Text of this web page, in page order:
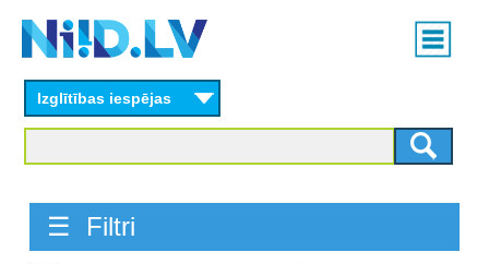
content
Main
menu
Izglītības iespējas
☰ Filtri